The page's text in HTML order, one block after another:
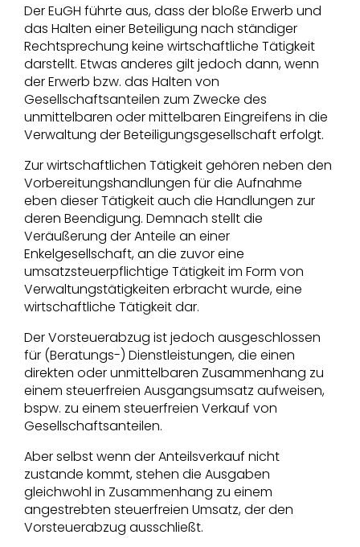
Der EuGH führte aus, dass der bloße Erwerb und
das Halten einer Beteiligung nach ständiger
Rechtsprechung keine wirtschaftliche Tätigkeit
darstellt. Etwas anderes gilt jedoch dann, wenn
der Erwerb bzw. das Halten von
Gesellschaftsanteilen zum Zwecke des
unmittelbaren oder mittelbaren Eingreifens in die
Verwaltung der Beteiligungsgesellschaft erfolgt.
Zur wirtschaftlichen Tätigkeit gehören neben den
Vorbereitungshandlungen für die Aufnahme
eben dieser Tätigkeit auch die Handlungen zur
deren Beendigung. Demnach stellt die
Veräußerung der Anteile an einer
Enkelgesellschaft, an die zuvor eine
umsatzsteuerpflichtige Tätigkeit im Form von
Verwaltungstätigkeiten erbracht wurde, eine
wirtschaftliche Tätigkeit dar.
Der Vorsteuerabzug ist jedoch ausgeschlossen
für (Beratungs-) Dienstleistungen, die einen
direkten oder unmittelbaren Zusammenhang zu
einem steuerfreien Ausgangsumsatz aufweisen,
bspw. zu einem steuerfreien Verkauf von
Gesellschaftsanteilen.
Aber selbst wenn der Anteilsverkauf nicht
zustande kommt, stehen die Ausgaben
gleichwohl in Zusammenhang zu einem
angestrebten steuerfreien Umsatz, der den
Vorsteuerabzug ausschließt.